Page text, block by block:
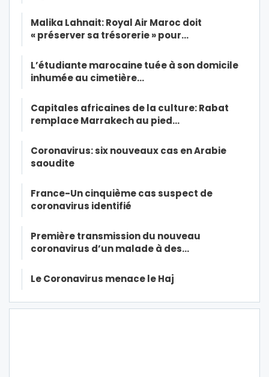
Malika Lahnait: Royal Air Maroc doit
« préserver sa trésorerie » pour…
L’étudiante marocaine tuée à son domicile
inhumée au cimetière…
Capitales africaines de la culture: Rabat
remplace Marrakech au pied…
Coronavirus: six nouveaux cas en Arabie
saoudite
France-Un cinquième cas suspect de
coronavirus identifié
Première transmission du nouveau
coronavirus d’un malade à des…
Le Coronavirus menace le Haj